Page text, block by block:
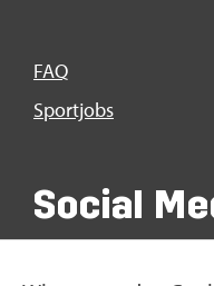
FAQ
Sport­jobs
So­ci­al